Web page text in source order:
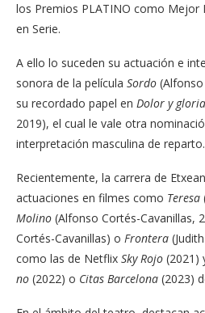
los Premios PLATINO como Mejor
en Serie.
A ello lo suceden su actuación e
sonora de la película Sordo
su recordado papel en Dolor y gloria
2019), el cual le vale otra
interpretación masculina de reparto.
Recientemente, la carrera de
actuaciones en filmes como Teresa
Molino (Alfonso Cortés-Cavanillas,
Cortés-Cavanillas) o Frontera
como las de Netflix Sky Rojo (2021)
no (2022) o Citas Barcelona (2023)